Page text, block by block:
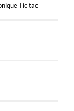
Tic tac